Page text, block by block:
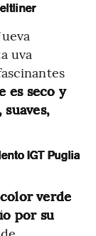
uva
es seco y
IGT Puglia
verde
por su